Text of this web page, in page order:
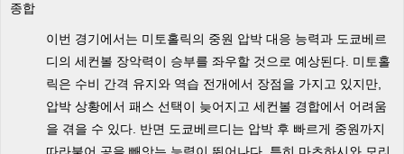
종합
이번 경기에서는 미토홀릭의 중원 압박 대응 능력과 도쿄베르
디의 세컨볼 장악력이 승부를 좌우할 것으로 예상된다. 미토홀
릭은 수비 간격 유지와 역습 전개에서 장점을 가지고 있지만,
압박 상황에서 패스 선택이 늦어지고 세컨볼 경합에서 어려움
을 겪을 수 있다. 반면 도쿄베르디는 압박 후 빠르게 중원까지